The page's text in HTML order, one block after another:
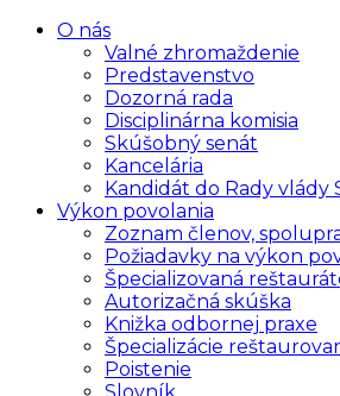
O nás
Valné zhromaždenie
Predstavenstvo
Dozorná rada
Disciplinárna komisia
Skúšobný senát
Kancelária
Kandidát do Rady vlády
Výkon povolania
Zoznam členov,
Požiadavky na výkon
Špecializovaná
Autorizačná skúška
Knižka odbornej praxe
Špecializácie
Poistenie